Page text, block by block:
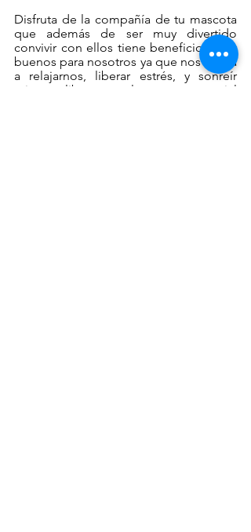
Disfruta de la compañía de tu mascota
que además de ser muy divertido
convivir con ellos tiene beneficios muy
buenos para nosotros ya que nos ayuda
a relajarnos, liberar estrés, y sonreír
mientras liberamos el enorme potencial